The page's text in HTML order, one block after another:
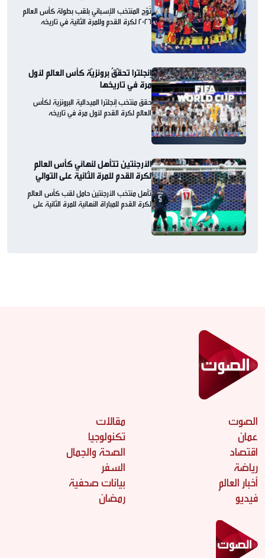
تُوّج المنتخب الإسباني بلقب بطولة كأس العالم
2026 لكرة القدم وللمرة الثانية في تاريخه
إنجلترا تحقّقُ برونزيّة كأس العالم لأول
مرة في تاريخها
حقق منتخب إنجلترا الميدالية البرونزية لكأس
العالم لكرة القدم لأول مرة في تاريخه
الأرجنتين تتأهل لنهائي كأس العالم
لكرة القدم للمرة الثانية على التوالي
تأهل منتخب الأرجنتين حامل لقب كأس العالم
لكرة القدم للمباراة النهائية للمرة الثانية على
الصوت
عمان
اقتصاد
رياضة
أخبار العالم
فيديو
مقالات
تكنولوجيا
الصحة والجمال
السفر
بيانات صحفية
رمضان